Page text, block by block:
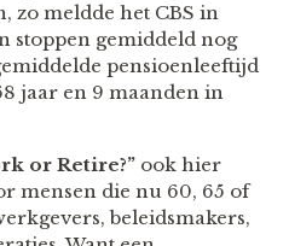
zo meldde het CBS in
stoppen gemiddeld nog
pensioenleeftijd
jaar en 9 maanden in
or Retire?” ook hier
mensen die nu 60, 65 of
beleidsmakers,